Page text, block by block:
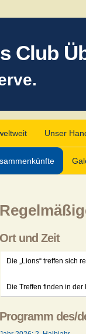
Club
Unser
Ort und Zeit
Die „Lions“ treffen sich
Die Treffen finden in
Programm des/